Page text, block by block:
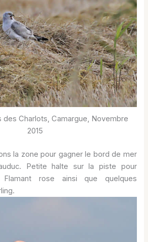
des Charlots, Camargue, Novembre
2015
la zone pour gagner le bord de mer
Petite halte sur la piste pour
Flamant rose ainsi que quelques